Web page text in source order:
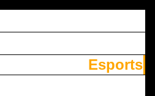
Esports